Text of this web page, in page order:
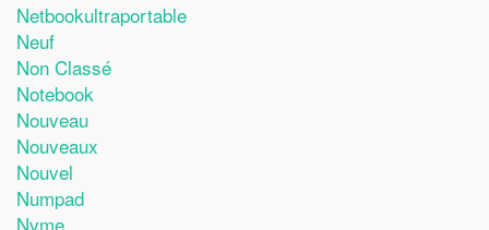
Netbookultraportable
Neuf
Non Classé
Notebook
Nouveau
Nouveaux
Nouvel
Numpad
Nvme